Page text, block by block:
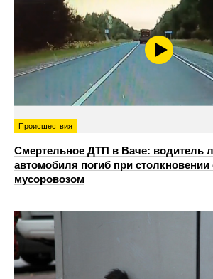
Происшествия
Смертельное ДТП в Ваче: водитель
автомобиля погиб при
мусоровозом